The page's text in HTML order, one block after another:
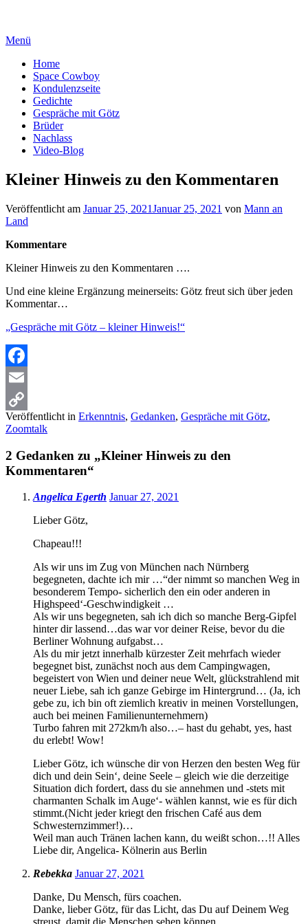
springen
Menü
Home
Space Cowboy
Kondulenzseite
Gedichte
Gespräche mit Götz
Brüder
Nachlass
Video-Blog
Kleiner Hinweis zu den Kommentaren
Veröffentlicht am Januar 25, 2021Januar 25, 2021 von Mann an
Land
Kommentare
Kleiner Hinweis zu den Kommentaren ….
Und eine kleine Ergänzung meinerseits: Götz freut sich über jeden
Kommentar…
„Gespräche mit Götz – kleiner Hinweis!“
Facebook
Email
Copy
Veröffentlicht in Erkenntnis, Gedanken, Gespräche mit Götz,
Zoomtalk
2 Gedanken zu „Kleiner Hinweis zu den
Kommentaren“
Angelica Egerth Januar 27, 2021
Lieber Götz,
Chapeau!!!
Als wir uns im Zug von München nach Nürnberg
begegneten, dachte ich mir …“der nimmt so manchen Weg in
besonderem Tempo- sicherlich den ein oder anderen in
Highspeed‘-Geschwindigkeit …
Als wir uns begegneten, sah ich dich so manche Berg-Gipfel
hinter dir lassend…das war vor deiner Reise, bevor du die
Berliner Wohnung aufgabst…
Als du mir jetzt innerhalb kürzester Zeit mehrfach wieder
begegnet bist, zunächst noch aus dem Campingwagen,
begeistert von Wien und deiner neue Welt, glückstrahlend mit
neuer Liebe, sah ich ganze Gebirge im Hintergrund… (Ja, ich
gebe zu, ich bin oft ziemlich kreativ in meinen Vorstellungen,
auch bei meinen Familienunternehmern)
Turbo fahren mit 272km/h also…– hast du gehabt, yes, hast
du erlebt! Wow!
Lieber Götz, ich wünsche dir von Herzen den besten Weg für
dich und dein Sein‘, deine Seele – gleich wie die derzeitige
Situation dich fordert, dass du sie annehmen und -stets mit
charmanten Schalk im Auge‘- wählen kannst, wie es für dich
stimmt.(Nicht jeder kriegt den frischen Café aus dem
Schwesternzimmer!)…
Weil man auch Tränen lachen kann, du weißt schon…!! Alles
Liebe dir, Angelica- Kölnerin aus Berlin
Rebekka Januar 27, 2021
Danke, Du Mensch, fürs coachen.
Danke, lieber Götz, für das Licht, das Du auf Deinem Weg